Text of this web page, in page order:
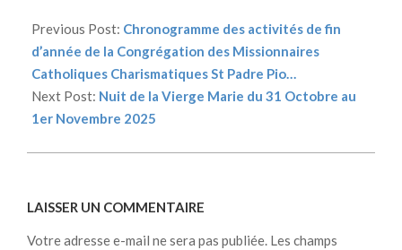
04-
16
Previous Post: Chronogramme des activités de fin
d’année de la Congrégation des Missionnaires
Catholiques Charismatiques St Padre Pio…
Next Post: Nuit de la Vierge Marie du 31 Octobre au
1er Novembre 2025
LAISSER UN COMMENTAIRE
Votre adresse e-mail ne sera pas publiée. Les champs